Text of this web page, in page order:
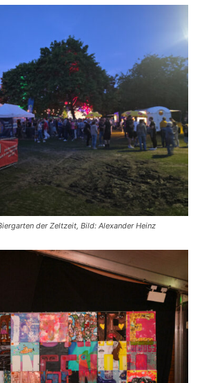
der Zeltzeit, Bild: Alexander Heinz